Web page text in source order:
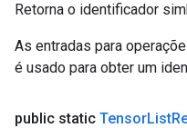
Retorna o identificador
As entradas para
é usado para obter um
public static TensorList